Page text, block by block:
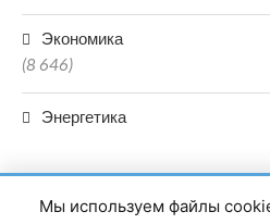
Экономика
(8 646)
Энергетика
Мы используем файлы